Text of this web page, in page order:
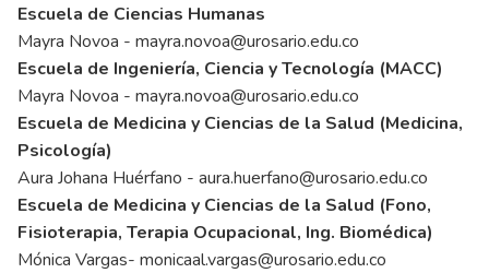
Escuela de Ciencias Humanas
Mayra Novoa - mayra.novoa@urosario.edu.co
Escuela de Ingeniería, Ciencia y Tecnología (MACC)
Mayra Novoa - mayra.novoa@urosario.edu.co
Escuela de Medicina y Ciencias de la Salud (Medicina,
Psicología)
Aura Johana Huérfano - aura.huerfano@urosario.edu.co
Escuela de Medicina y Ciencias de la Salud (Fono,
Fisioterapia, Terapia Ocupacional, Ing. Biomédica)
Mónica Vargas- monicaal.vargas@urosario.edu.co